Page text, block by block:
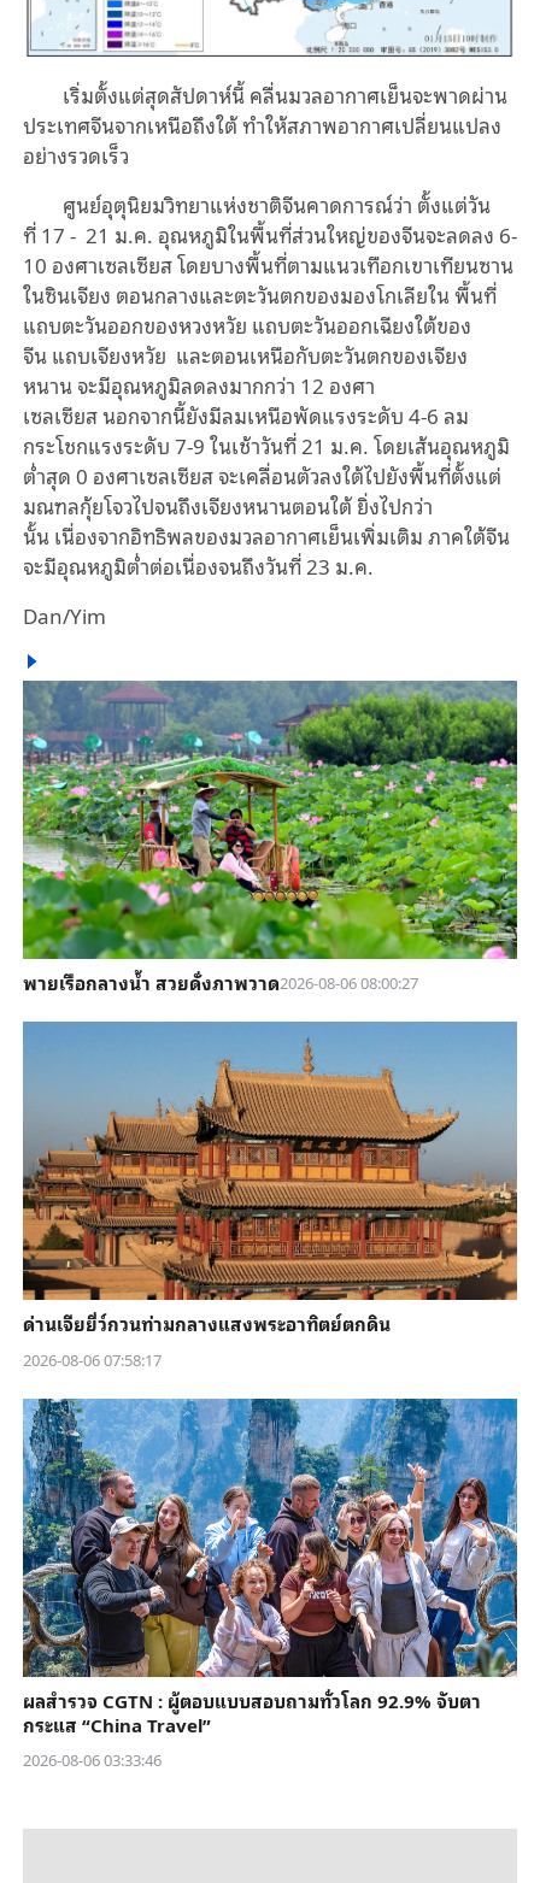
เริ่มตั้งแต่สุดสัปดาห์นี้คลื่นมวลอากาศเย็นจะพาดผ่าน
ประเทศจีนจากเหนือถึงใต้ทำให้สภาพอากาศเปลี่ยนแปลง
อย่างรวดเร็ว
ศูนย์อุตุนิยมวิทยาแห่งชาติจีนคาดการณ์ว่า ตั้งแต่วัน
ที่17 - 21 ม.ค. อุณหภูมิในพื้นที่ส่วนใหญ่ของจีนจะลดลง 6-
10 องศาเซลเซียสโดยบางพื้นที่ตามแนวเทือกเขาเทียนซาน
ในซินเจียง ตอนกลางและตะวันตกของมองโกเลียในพื้นที่
แถบตะวันออกของหวงหวัย แถบตะวันออกเฉียงใต้ของ
จีน แถบเจียงหวัย และตอนเหนือกับตะวันตกของเจียง
หนานจะมีอุณหภูมิลดลงมากกว่า 12 องศา
เซลเซียสนอกจากนี้ยังมีลมเหนือพัดแรงระดับ4-6 ลม
กระโชกแรงระดับ7-9 ในเช้าวันที่21 ม.ค. โดยเส้นอุณหภูมิ
ต่ำสุด0 องศาเซลเซียส จะเคลื่อนตัวลงใต้ไปยังพื้นที่ตั้งแต่
มณฑลกุ้ยโจวไปจนถึงเจียงหนานตอนใต้ยิ่งไปกว่า
นั้นเนื่องจากอิทธิพลของมวลอากาศเย็นเพิ่มเติมภาคใต้จีน
จะมีอุณหภูมิต่ำต่อเนื่องจนถึงวันที่23 ม.ค.
Dan/Yim
พายเรือกลางน้ำ สวยดั่งภาพวาด2026-08-06 08:00:27
ด่านเจียยี่ว์กวนท่ามกลางแสงพระอาทิตย์ตกดิน
2026-08-06 07:58:17
ผลสำรวจ CGTN : ผู้ตอบแบบสอบถามทั่วโลก 92.9% จับตา
กระแส “China Travel”
2026-08-06 03:33:46